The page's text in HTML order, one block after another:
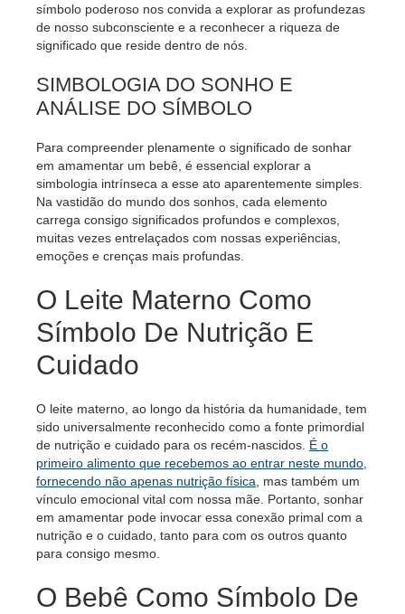
símbolo poderoso nos convida a explorar as profundezas
de nosso subconsciente e a reconhecer a riqueza de
significado que reside dentro de nós.
SIMBOLOGIA DO SONHO E
ANÁLISE DO SÍMBOLO
Para compreender plenamente o significado de sonhar
em amamentar um bebê, é essencial explorar a
simbologia intrínseca a esse ato aparentemente simples.
Na vastidão do mundo dos sonhos, cada elemento
carrega consigo significados profundos e complexos,
muitas vezes entrelaçados com nossas experiências,
emoções e crenças mais profundas.
O Leite Materno Como
Símbolo De Nutrição E
Cuidado
O leite materno, ao longo da história da humanidade, tem
sido universalmente reconhecido como a fonte primordial
de nutrição e cuidado para os recém-nascidos. É o
primeiro alimento que recebemos ao entrar neste mundo,
fornecendo não apenas nutrição física, mas também um
vínculo emocional vital com nossa mãe. Portanto, sonhar
em amamentar pode invocar essa conexão primal com a
nutrição e o cuidado, tanto para com os outros quanto
para consigo mesmo.
O Bebê Como Símbolo De